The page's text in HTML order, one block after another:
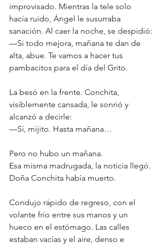
improvisado. Mientras la tele solo
hacía ruido, Ángel le susurraba
sanación. Al caer la noche, se despidió:
—Si todo mejora, mañana te dan de
alta, abue. Te vamos a hacer tus
pambacitos para el día del Grito.
La besó en la frente. Conchita,
visiblemente cansada, le sonrió y
alcanzó a decirle:
—Sí, mijito. Hasta mañana…
Pero no hubo un mañana.
Esa misma madrugada, la noticia llegó.
Doña Conchita había muerto.
Condujo rápido de regreso, con el
volante frío entre sus manos y un
hueco en el estómago. Las calles
estaban vacías y el aire, denso e